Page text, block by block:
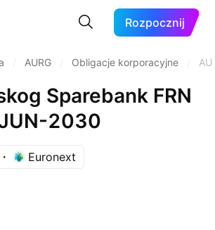
Rozpocznij
AURG Obligacje korporacyjne
Sparebank FRN
2030
Euronext